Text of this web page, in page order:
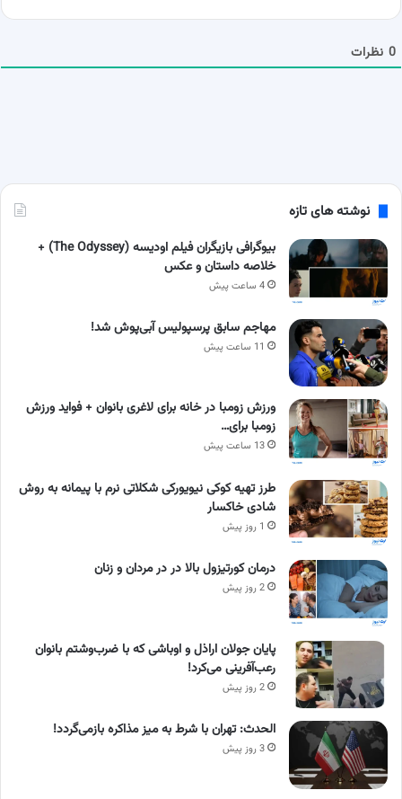
م
0 نظرات
نوشته های تازه
بیوگرافی بازیگران فیلم اودیسه (The Odyssey) +
خلاصه داستان و عکس
4 ساعت پیش
مهاجم سابق پرسپولیس آبی‌پوش شد!
11 ساعت پیش
ورزش زومبا در خانه برای لاغری بانوان + فواید ورزش
زومبا برای…
13 ساعت پیش
طرز تهیه کوکی نیویورکی شکلاتی نرم با پیمانه به روش
شادی خاکسار
1 روز پیش
درمان کورتیزول بالا در در مردان و زنان
2 روز پیش
پایان جولان اراذل و اوباشی که با ضرب‌وشتم بانوان
رعب‌آفرینی می‌کرد!
2 روز پیش
الحدث: تهران با شرط به میز مذاکره بازمی‌گردد!
3 روز پیش